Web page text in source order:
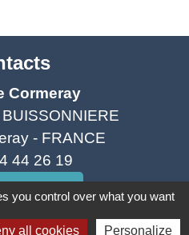
Cormeray
- FRANCE
44 26 19
you control over what you want
all cookies Personalize